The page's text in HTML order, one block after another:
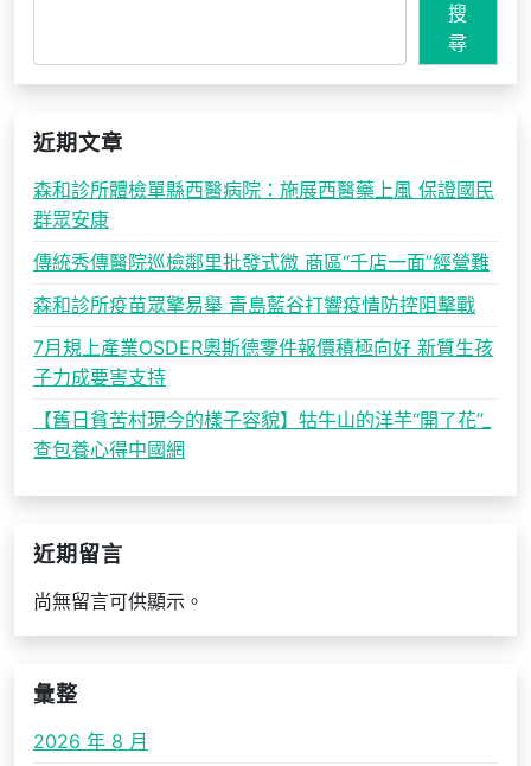
搜
尋
近期文章
森和診所體檢單縣西醫病院：施展西醫藥上風 保證國民
群眾安康
傳統秀傳醫院巡檢鄰里批發式微 商區“千店一面”經營難
森和診所疫苗眾擎易舉 青島藍谷打響疫情防控阻擊戰
7月規上產業OSDER奧斯德零件報價積極向好 新質生孩
子力成要害支持
【舊日貧苦村現今的樣子容貌】牯牛山的洋芋“開了花”_
查包養心得中國網
近期留言
尚無留言可供顯示。
彙整
2026 年 8 月